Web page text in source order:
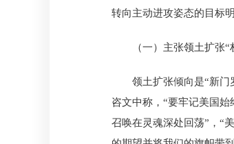
转向主动进攻姿态的目标
（一）主张领土扩张
领土扩张倾向是“新门
咨文中称，“要牢记美国
召唤在灵魂深处回荡”，“